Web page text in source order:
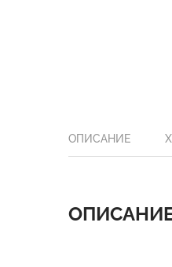
ОПИСАНИЕ